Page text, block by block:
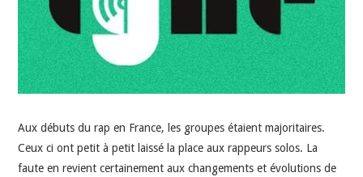
DOKO
Aux débuts du rap en France, les groupes étaient majoritaires.
Ceux ci ont petit à petit laissé la place aux rappeurs solos. La
faute en revient certainement aux changements et évolutions de